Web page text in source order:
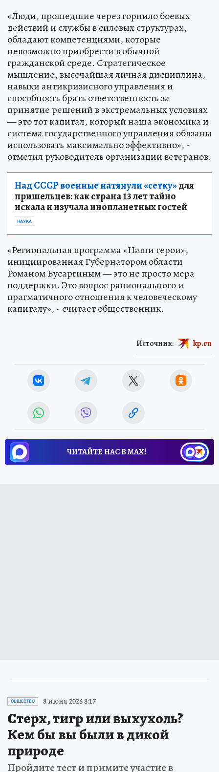
«Люди, прошедшие через горнило боевых
действий и службы в силовых структурах,
обладают компетенциями, которые
невозможно приобрести в обычной
гражданской среде. Стратегическое
мышление, высочайшая личная дисциплина,
навыки антикризисного управления и
способность брать ответственность за
принятие решений в экстремальных условиях
— это тот капитал, который наша экономика и
система государственного управления обязаны
использовать максимально эффективно», -
отметил руководитель организации ветеранов.
Над СССР военные натянули «сетку»для
пришельцев: как страна 13 лет тайно
искала и изучала инопланетных гостей
НАУКА
«Региональная программа «Наши герои»,
инициированная Губернатором области
Романом Бусаргиным — это не просто мера
поддержки. Это вопрос рационального и
прагматичного отношения к человеческому
капиталу», - считает общественник.
Источник: kp.ru
ЧИТАЙТЕ НАС В МАХ!
ОБЩЕСТВО 8 июня 2026 8:17
Стерх, тигр или выхухоль?
Кем бы вы были в дикой
природе
Пройдите тест и примите участие в